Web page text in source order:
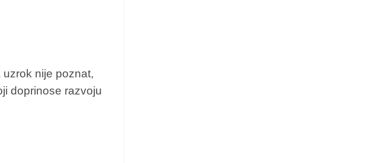
nije poznat,
doprinose razvoju